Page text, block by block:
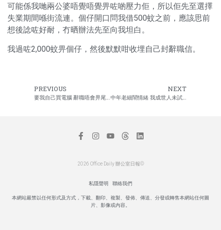
可能係我哋兩公婆唔覺唔覺畀咗啲壓力佢，所以佢先至選擇
失業期間喺街流連。個仔開口問我借500蚊之前，應該思前
想後諗咗好耐，冇晒辦法先至向我坦白。
我過咗2,000蚊畀個仔，然後默默咁收埋自己封辭職信。
PREVIOUS NEXT
中年老細鬧情緒 我成世人未試過咁尷尬
2026 Office Daily 辦公室日報©
私隱聲明 聯絡我們
本網站嚴禁以任何形式及方式，下載、翻印、複製、發佈、傳送、分發或轉售本網站任何圖
片、影像或內容。